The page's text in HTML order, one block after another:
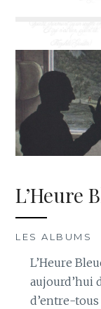
L’Heure
LES ALBUMS
L’Heure
aujourd’hui
d’entre-tous